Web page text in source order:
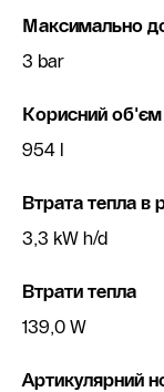
Максимально
3 bar
Корисний об'єм
954 l
Втрата тепла в
3,3 kW h/d
Втрати тепла
139,0 W
Артикулярний